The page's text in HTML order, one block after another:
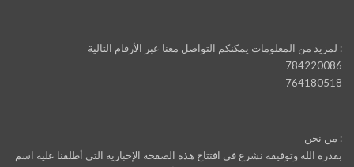
لمزيد من المعلومات يمكنكم التواصل معنا عبر الأرقام التالية :
784220086
764180518
من نحن :
بقدرة الله وتوفيقه نشرع في افتتاح هذه الصفحة الإخبارية التي أطلقنا عليه اسم